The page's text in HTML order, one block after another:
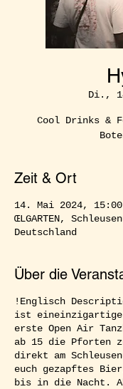
Di.,
Cool Drinks &
Zeit & Ort
14. Mai 2024,
ŒLGARTEN,
Deutschland
Über die
!Englisch
ist
erste Open Air
ab 15 die Pforten
direkt am
euch gezapftes
bis in die Nacht.